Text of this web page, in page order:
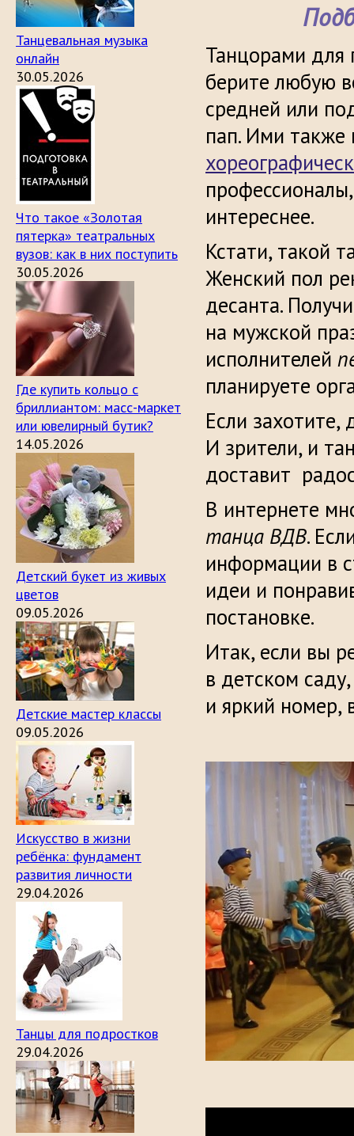
Танцевальная музыка
онлайн
30.05.2026
Что такое «Золотая
пятерка» театральных
вузов: как в них поступить
30.05.2026
Где купить кольцо с
бриллиантом: масс-маркет
или ювелирный бутик?
14.05.2026
Детский букет из живых
цветов
09.05.2026
Детские мастер классы
09.05.2026
Искусство в жизни
ребёнка: фундамент
развития личности
29.04.2026
Танцы для подростков
29.04.2026
Танцорами для
берите любую
средней или
пап. Ими также
интереснее.
Кстати, такой
Женский пол
десанта.
на мужской
исполнителей
планируете
Если захотите,
И зрители, и
доставит
В интернете
танца ВДВ.
информации в
идеи и
постановке.
Итак, если вы
в детском
и яркий номер,